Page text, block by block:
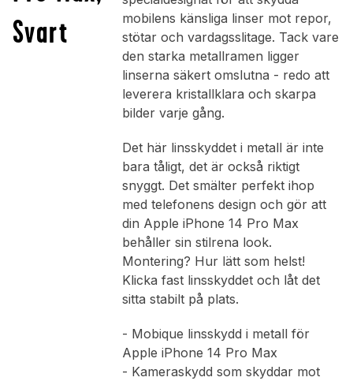
Svart
mobilens känsliga linser mot repor,
stötar och vardagsslitage. Tack vare
den starka metallramen ligger
linserna säkert omslutna - redo att
leverera kristallklara och skarpa
bilder varje gång.
Det här linsskyddet i metall är inte
bara tåligt, det är också riktigt
snyggt. Det smälter perfekt ihop
med telefonens design och gör att
din Apple iPhone 14 Pro Max
behåller sin stilrena look.
Montering? Hur lätt som helst!
Klicka fast linsskyddet och låt det
sitta stabilt på plats.
- Mobique linsskydd i metall för
Apple iPhone 14 Pro Max
- Kameraskydd som skyddar mot